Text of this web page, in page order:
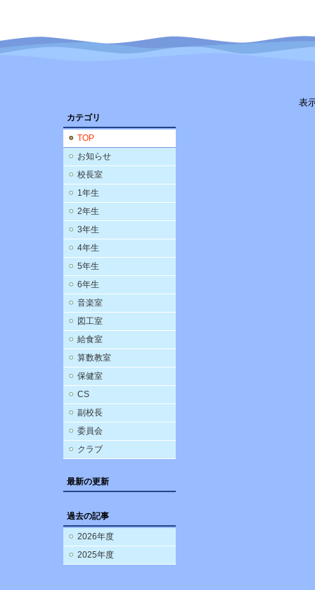
カテゴリ
TOP
お知らせ
校長室
1年生
2年生
3年生
4年生
5年生
6年生
音楽室
図工室
給食室
算数教室
保健室
CS
副校長
委員会
クラブ
最新の更新
過去の記事
2026年度
2025年度
表